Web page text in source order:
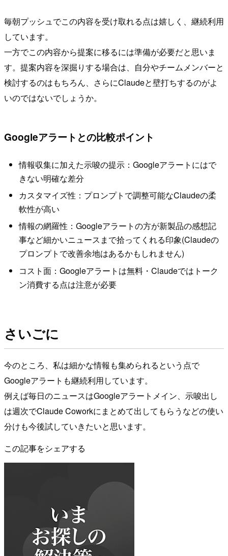
毎朝プッシュでこの内容を受け取れる点は嬉しく、継続利用
しています。
一方でこの内容から提案に移るには準備が必要だと思いま
す。提案内容を深掘りする場合は、自分やチームメンバーと
検討するのはもちろん、さらにClaudeと壁打ちするのがよ
いのではないでしょうか。
Googleアラートとの比較ポイント
情報収集に加えた示唆の提示：Googleアラートにはで
きない明確な差分
カスタマイズ性：プロンプトで調整可能なClaudeの柔
軟性が高い
情報の網羅性：Googleアラートの方が新製品の感想記
事など細かいニュースまで拾ってくれる印象(Claudeの
プロンプトで改善余地はあるかもしれません)
コスト面：Googleアラートは無料・Claudeではトーク
ン消費する点は注意が必要
さいごに
今のところ、私は細かな情報も集められるという点で
Googleアラートも継続利用しています。
例えば毎日のニュースはGoogleアラートメイン、示唆出し
は週次でClaude Coworkにまとめて出してもらうなどの使い
分けも今後試していきたいと思います。
この記事をシェアする